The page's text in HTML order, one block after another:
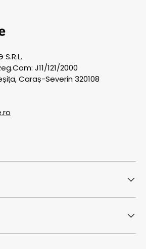
S.R.L.
J11/121/2000
Caraș-Severin 320108